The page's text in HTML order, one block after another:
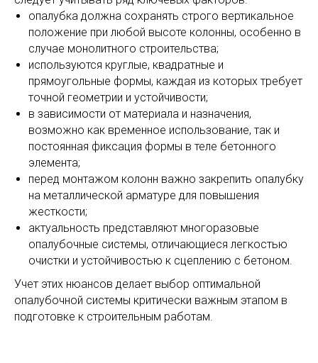
опалубка должна сохранять строго вертикальное
положение при любой высоте колонны, особенно в
случае монолитного строительства;
используются круглые, квадратные и
прямоугольные формы, каждая из которых требует
точной геометрии и устойчивости;
в зависимости от материала и назначения,
возможно как временное использование, так и
постоянная фиксация формы в теле бетонного
элемента;
перед монтажом колонн важно закрепить опалубку
на металлической арматуре для повышения
жесткости;
актуальность представляют многоразовые
опалубочные системы, отличающиеся легкостью
очистки и устойчивостью к сцеплению с бетоном.
Учет этих нюансов делает выбор оптимальной
опалубочной системы критически важным этапом в
подготовке к строительным работам.